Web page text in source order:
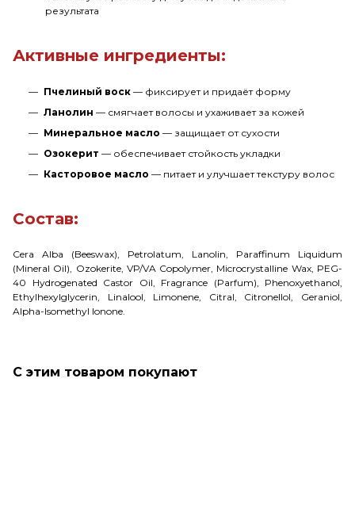
результата
Активные ингредиенты:
Пчелиный воск — фиксирует и придаёт форму
Ланолин — смягчает волосы и ухаживает за кожей
Минеральное масло — защищает от сухости
Озокерит — обеспечивает стойкость укладки
Касторовое масло — питает и улучшает текстуру волос
Состав:
Cera Alba (Beeswax), Petrolatum, Lanolin, Paraffinum Liquidum
(Mineral Oil), Ozokerite, VP/VA Copolymer, Microcrystalline Wax, PEG-
40 Hydrogenated Castor Oil, Fragrance (Parfum), Phenoxyethanol,
Ethylhexylglycerin, Linalool, Limonene, Citral, Citronellol, Geraniol,
Alpha-Isomethyl Ionone.
С этим товаром покупают